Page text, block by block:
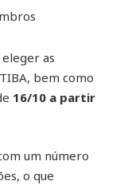
as
bem como
16/10 a partir
um número
o que